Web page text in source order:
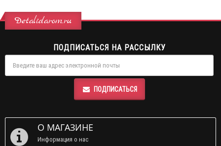
Detalidarom.ru
ПОДПИСАТЬСЯ НА РАССЫЛКУ
ПОДПИСАТЬСЯ
О МАГАЗИНЕ
Информация о нас